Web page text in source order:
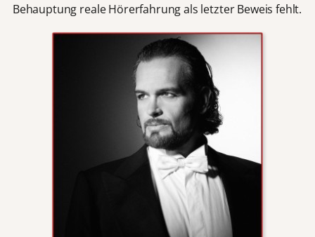
Behauptung reale Hörerfahrung als letzter Beweis fehlt.